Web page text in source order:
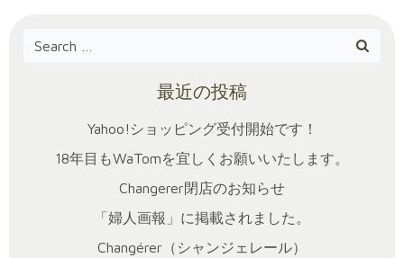
Search
最近の投稿
Yahoo!ショッピング受付開始です！
18年目もWaTomを宜しくお願いいたします。
Changerer閉店のお知らせ
「婦人画報」に掲載されました。
Changérer（シャンジェレール）